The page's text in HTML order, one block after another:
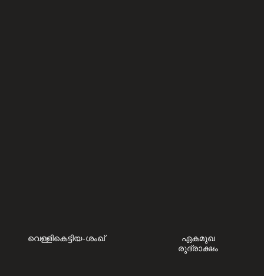
വെള്ളികെട്ടിയ-ശംഖ്
ഏകമുഖ
രുദ്രാക്ഷം